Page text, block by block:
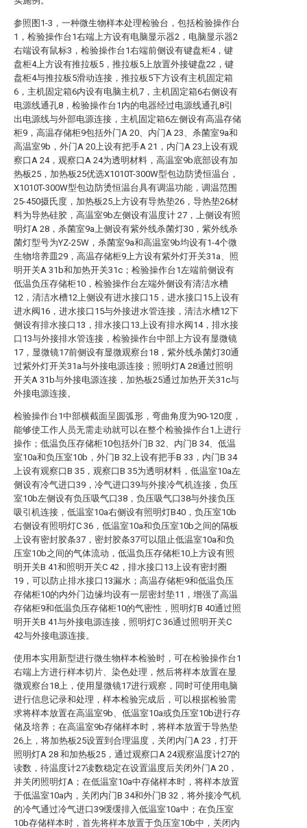
参照图1-3，一种微生物样本处理检验台，包括检验操作台
1，检验操作台1右端上方设有电脑显示器2，电脑显示器2
右端设有鼠标3，检验操作台1右端前侧设有键盘柜4，键
盘柜4上方设有推拉板5，推拉板5上放置外接键盘22，键
盘柜4与推拉板5滑动连接，推拉板5下方设有主机固定箱
6，主机固定箱6内设有电脑主机7，主机固定箱6右侧设有
电源线通孔8，检验操作台1内的电器经过电源线通孔8引
出电源线与外部电源连接，主机固定箱6左侧设有高温存储
柜9，高温存储柜9包括外门A 20、内门A 23、杀菌室9a和
高温室9b，外门A 20上设有把手A 21，内门A 23上设有观
察口A 24，观察口A 24为透明材料，高温室9b底部设有加
热板25，加热板25优选X1010T-300W型包边防烫恒温台，
X1010T-300W型包边防烫恒温台具有调温功能，调温范围
25-450摄氏度，加热板25上方设有导热垫26，导热垫26材
料为导热硅胶，高温室9b左侧设有温度计 27，上侧设有照
明灯A 28，杀菌室9a上侧设有紫外线杀菌灯30，紫外线杀
菌灯型号为YZ-25W，杀菌室9a和高温室9b均设有1-4个微
生物培养皿29，高温存储柜9上方设有紫外灯开关31a、照
明开关A 31b和加热开关31c；检验操作台1左端前侧设有
低温负压存储柜10，检验操作台左端外侧设有清洁水槽
12，清洁水槽12上侧设有进水接口15，进水接口15上设有
进水阀16，进水接口15与外接进水管连接，清洁水槽12下
侧设有排水接口13，排水接口13上设有排水阀14，排水接
口13与外接排水管连接，检验操作台中部上方设有显微镜
17，显微镜17前侧设有显微观察台18，紫外线杀菌灯30通
过紫外灯开关31a与外接电源连接；照明灯A 28通过照明
开关A 31b与外接电源连接，加热板25通过加热开关31c与
外接电源连接。
检验操作台1中部横截面呈圆弧形，弯曲角度为90-120度，
能够使工作人员无需走动就可以在整个检验操作台1上进行
操作；低温负压存储柜10包括外门B 32、内门B 34、低温
室10a和负压室10b，外门B 32上设有把手B 33，内门B 34
上设有观察口B 35，观察口B 35为透明材料，低温室10a左
侧设有冷气进口39，冷气进口39与外接冷气机连接，负压
室10b左侧设有负压吸气口38，负压吸气口38与外接负压
吸引机连接，低温室10a右侧设有照明灯B40，负压室10b
右侧设有照明灯C 36，低温室10a和负压室10b之间的隔板
上设有密封胶条37，密封胶条37可以阻止低温室10a和负
压室10b之间的气体流动，低温负压存储柜10上方设有照
明开关B 41和照明开关C 42，排水接口13上设有密封圈
19，可以防止排水接口13漏水；高温存储柜9和低温负压
存储柜10的内外门边缘均设有一层密封垫11，增强了高温
存储柜9和低温负压存储柜10的气密性，照明灯B 40通过照
明开关B 41与外接电源连接，照明灯C 36通过照明开关C
42与外接电源连接。
使用本实用新型进行微生物样本检验时，可在检验操作台1
右端上方进行样本切片、染色处理，然后将样本放置在显
微观察台18上，使用显微镜17进行观察，同时可使用电脑
进行信息记录和处理，样本检验完成后，可以根据检验需
求将样本放置在高温室9b、低温室10a或负压室10b进行存
储及培养；在高温室9b存储样本时，将样本放置于导热垫
26上，将加热板25设置到合理温度，关闭内门A 23，打开
照明灯A 28 和加热板25，通过观察口A 24观察温度计27的
读数，待温度计27读数稳定在设置温度后关闭外门A 20，
并关闭照明灯A；在低温室10a中存储样本时，将样本放置
于低温室10a内，关闭内门B 34和外门B 32，将外接冷气机
的冷气通过冷气进口39缓缓排入低温室10a中；在负压室
10b存储样本时，首先将样本放置于负压室10b中，关闭内